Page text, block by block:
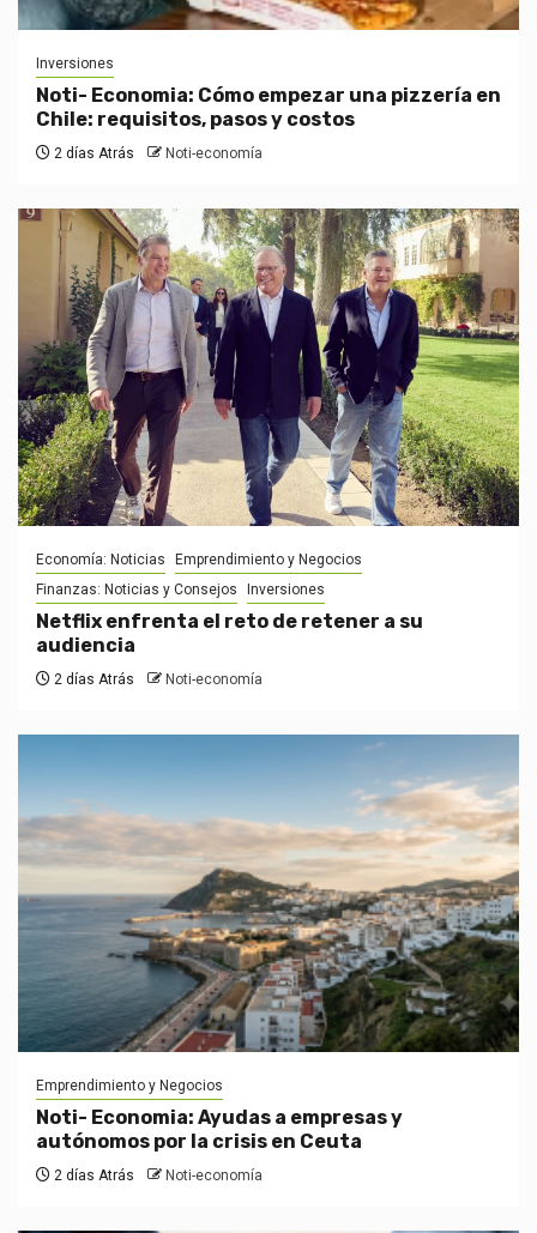
Inversiones
Noti- Economia: Cómo empezar una pizzería en
Chile: requisitos, pasos y costos
2 días Atrás Noti-economía
Economía: Noticias
Emprendimiento y Negocios
Finanzas: Noticias y Consejos
Inversiones
Netflix enfrenta el reto de retener a su
audiencia
2 días Atrás Noti-economía
Emprendimiento y Negocios
Noti- Economia: Ayudas a empresas y
autónomos por la crisis en Ceuta
2 días Atrás Noti-economía